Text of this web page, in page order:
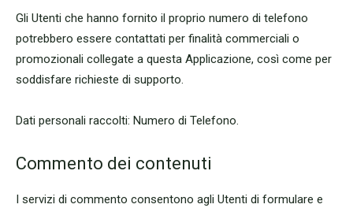
Gli Utenti che hanno fornito il proprio numero di telefono
potrebbero essere contattati per finalità commerciali o
promozionali collegate a questa Applicazione, così come per
soddisfare richieste di supporto.
Dati personali raccolti: Numero di Telefono.
Commento dei contenuti
I servizi di commento consentono agli Utenti di formulare e